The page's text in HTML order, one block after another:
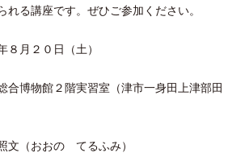
れる講座です。ぜひご参加ください。
月２０日（土）
物館２階実習室（津市一身田上津部田
おおの てるふみ）